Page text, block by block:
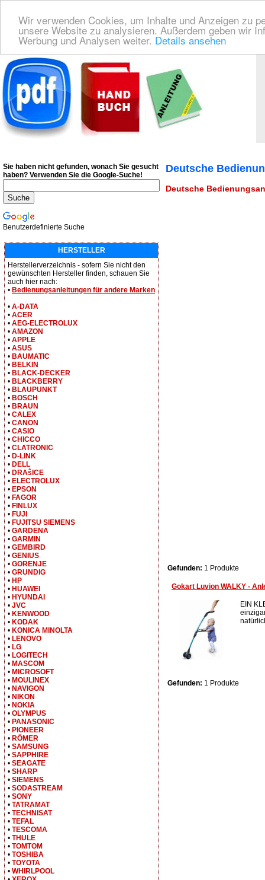
Wir verwenden Cookies, um Inhalte und Anzeigen zu
unsere Website zu analysieren. Außerdem geben wir
Werbung und Analysen weiter. Details ansehen
Deutsche Bedienungsanleitung Downloaden | Wir finden für Sie das
Deutsche
Deutsche
Gefunden: 1 Produkte
Gokart Luvion WALKY -
EIN
Gefunden: 1 Produkte
Sie haben nicht gefunden, wonach Sie gesucht
haben? Verwenden Sie die Google-Suche!
Benutzerdefinierte Suche
HERSTELLER
Herstellerverzeichnis - sofern Sie nicht den
gewünschten Hersteller finden, schauen Sie
auch hier nach:
• Bedienungsanleitungen für andere Marken
• A-DATA
• ACER
• AEG-ELECTROLUX
• AMAZON
• APPLE
• ASUS
• BAUMATIC
• BELKIN
• BLACK-DECKER
• BLACKBERRY
• BLAUPUNKT
• BOSCH
• BRAUN
• CALEX
• CANON
• CASIO
• CHICCO
• CLATRONIC
• D-LINK
• DELL
• DRAŝICE
• ELECTROLUX
• EPSON
• FAGOR
• FINLUX
• FUJI
• FUJITSU SIEMENS
• GARDENA
• GARMIN
• GEMBIRD
• GENIUS
• GORENJE
• GRUNDIG
• HP
• HUAWEI
• HYUNDAI
• JVC
• KENWOOD
• KODAK
• KONICA MINOLTA
• LENOVO
• LG
• LOGITECH
• MASCOM
• MICROSOFT
• MOULINEX
• NAVIGON
• NIKON
• NOKIA
• OLYMPUS
• PANASONIC
• PIONEER
• RÖMER
• SAMSUNG
• SAPPHIRE
• SEAGATE
• SHARP
• SIEMENS
• SODASTREAM
• SONY
• TATRAMAT
• TECHNISAT
• TEFAL
• TESCOMA
• THULE
• TOMTOM
• TOSHIBA
• TOYOTA
• WHIRLPOOL